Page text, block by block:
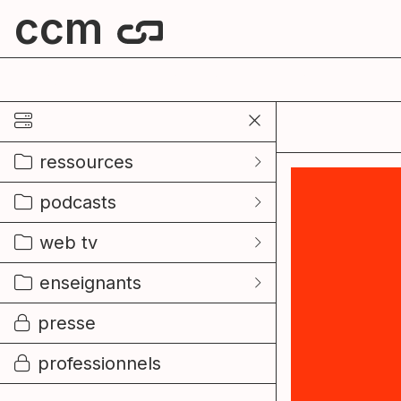
ccm
ressources
podcasts
web tv
enseignants
presse
professionnels